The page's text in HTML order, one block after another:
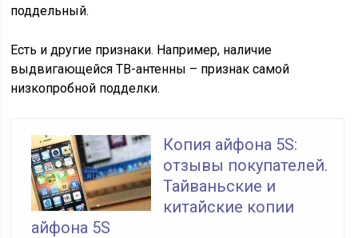
поддельный.
Есть и другие признаки. Например, наличие
выдвигающейся ТВ-антенны – признак самой
низкопробной подделки.
Копия айфона 5S:
отзывы покупателей.
Тайваньские и
китайские копии
айфона 5S